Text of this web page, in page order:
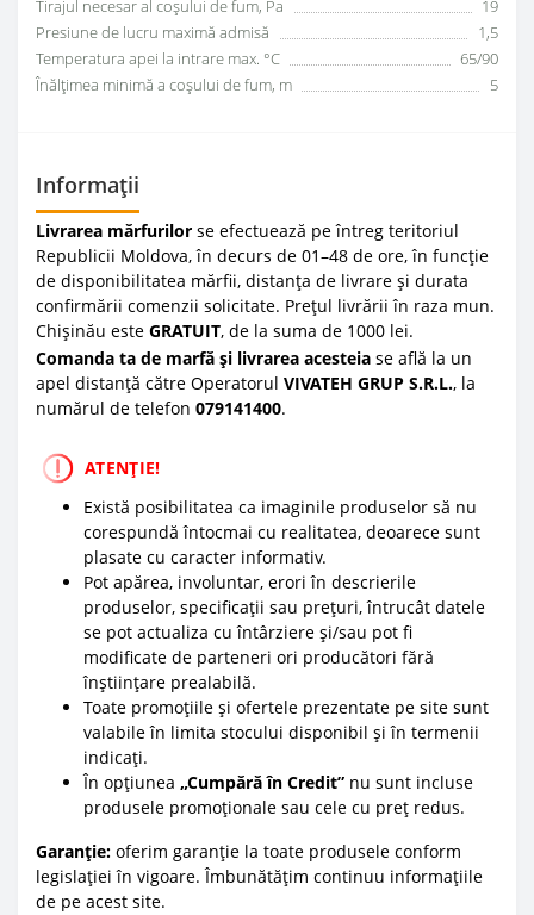
Tirajul necesar al coșului de fum, Pa
19
Presiune de lucru maximă admisă
1,5
Temperatura apei la intrare max. °C
65/90
Înălțimea minimă a coșului de fum, m
5
Informații
Livrarea mărfurilor se efectuează pe întreg teritoriul
Republicii Moldova, în decurs de 01–48 de ore, în funcție
de disponibilitatea mărfii, distanța de livrare și durata
confirmării comenzii solicitate. Prețul livrării în raza mun.
Chișinău este GRATUIT, de la suma de 1000 lei.
Comanda ta de marfă și livrarea acesteia se află la un
apel distanță către Operatorul VIVATEH GRUP S.R.L., la
numărul de telefon 079141400.
ATENȚIE!
Există posibilitatea ca imaginile produselor să nu
corespundă întocmai cu realitatea, deoarece sunt
plasate cu caracter informativ.
Pot apărea, involuntar, erori în descrierile
produselor, specificații sau prețuri, întrucât datele
se pot actualiza cu întârziere și/sau pot fi
modificate de parteneri ori producători fără
înștiințare prealabilă.
Toate promoțiile și ofertele prezentate pe site sunt
valabile în limita stocului disponibil și în termenii
indicați.
În opțiunea „Cumpără în Credit” nu sunt incluse
produsele promoționale sau cele cu preț redus.
Garanție: oferim garanție la toate produsele conform
legislației în vigoare. Îmbunătățim continuu informațiile
de pe acest site.